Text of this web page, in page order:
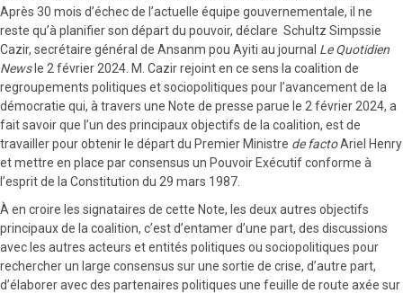
Après 30 mois d’échec de l’actuelle équipe gouvernementale, il ne
reste qu’à planifier son départ du pouvoir, déclare Schultz Simpssie
Cazir, secrétaire général de Ansanm pou Ayiti au journal Le Quotidien
Newsle 2 février 2024. M. Cazir rejoint en ce sens la coalition de
regroupements politiques et sociopolitiques pour l’avancement de la
démocratie qui, à travers une Note de presse parue le 2 février 2024, a
fait savoir que l’un des principaux objectifs de la coalition, est de
travailler pour obtenir le départ du Premier Ministre de factoAriel Henry
et mettre en place par consensus un Pouvoir Exécutif conforme à
l’esprit de la Constitution du 29 mars 1987.
À en croire les signataires de cette Note, les deux autres objectifs
principaux de la coalition, c’est d’entamer d’une part, des discussions
avec les autres acteurs et entités politiques ou sociopolitiques pour
rechercher un large consensus sur une sortie de crise, d’autre part,
d’élaborer avec des partenaires politiques une feuille de route axée sur